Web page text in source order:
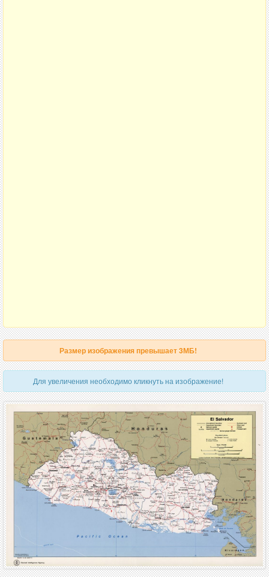
Размер изображения превышает 3МБ!
Для увеличения необходимо кликнуть на изображение!